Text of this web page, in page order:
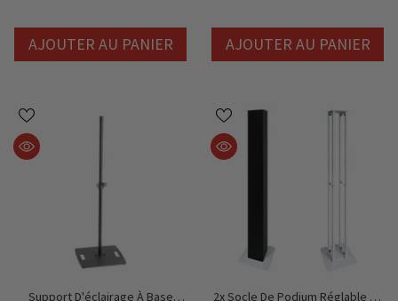
AJOUTER AU PANIER AJOUTER AU PANIER
Support D'éclairage À Base
2x Socle De Podium Réglable En